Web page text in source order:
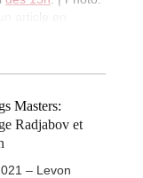
article en
Masters:
Radjabov et
– Levon